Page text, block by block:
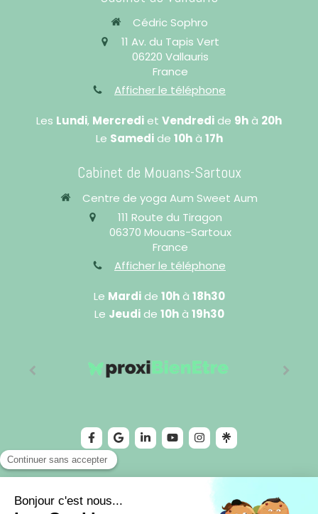
Cédric Sophro
11 Av. du Tapis Vert
06220 Vallauris
France
Afficher le téléphone
Les Lundi, Mercredi et Vendredi de 9h à 20h
Le Samedide 10hà 17h
Cabinet de Mouans-Sartoux
Centre de yoga Aum Sweet Aum
111 Route du Tiragon
06370 Mouans-Sartoux
France
Afficher le téléphone
Le Mardide 10hà 18h30
Le Jeudide 10hà 19h30